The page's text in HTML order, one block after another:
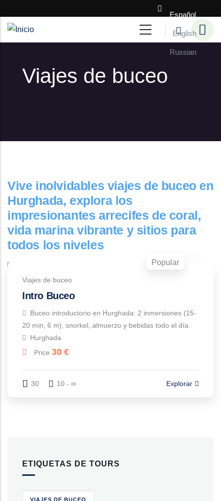
Español
English
Russian
Viajes de buceo
Vive inolvidables viajes de buceo en
Hurghada, explora los
impresionantes arrecifes de coral,
vida marina vibrante y sitios para
todos los niveles
Popular
Viajes de buceo
Intro Buceo
Buceo introductorio en Hurghada: 2 inmersiones (15-
20 min, 6 m), snorkel, almuerzo y bebidas todo el día.
Hurghada
Price 30 €
30 10 - ∞ Explorar
ETIQUETAS DE TOURS
VIAJES DE BUCEO